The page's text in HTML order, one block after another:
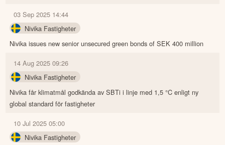
03 Sep 2025 14:44
Nivika Fastigheter
Nivika issues new senior unsecured green bonds of SEK 400 million
14 Aug 2025 09:26
Nivika Fastigheter
Nivika får klimatmål godkända av SBTi i linje med 1,5 °C enligt ny
global standard för fastigheter
10 Jul 2025 05:00
Nivika Fastigheter